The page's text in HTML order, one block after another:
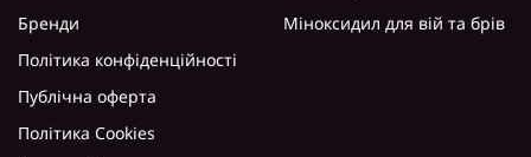
Бренди
Політика конфіденційності
Публічна оферта
Політика Cookies
Міноксидил для вій та брів